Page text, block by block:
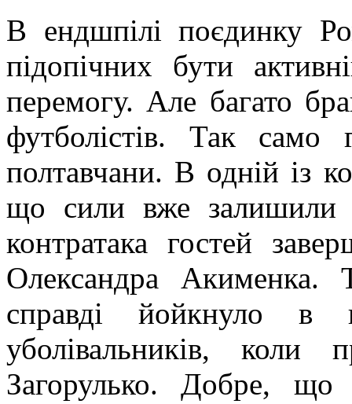
В ендшпілі поєдинку
підопічних бути
перемогу. Але багато
футболістів. Так само
полтавчани. В одній із
що сили вже залишили
контратака гостей
Олександра Акименка.
справді йойкнуло в
уболівальників,
Загорулько. Добре, що